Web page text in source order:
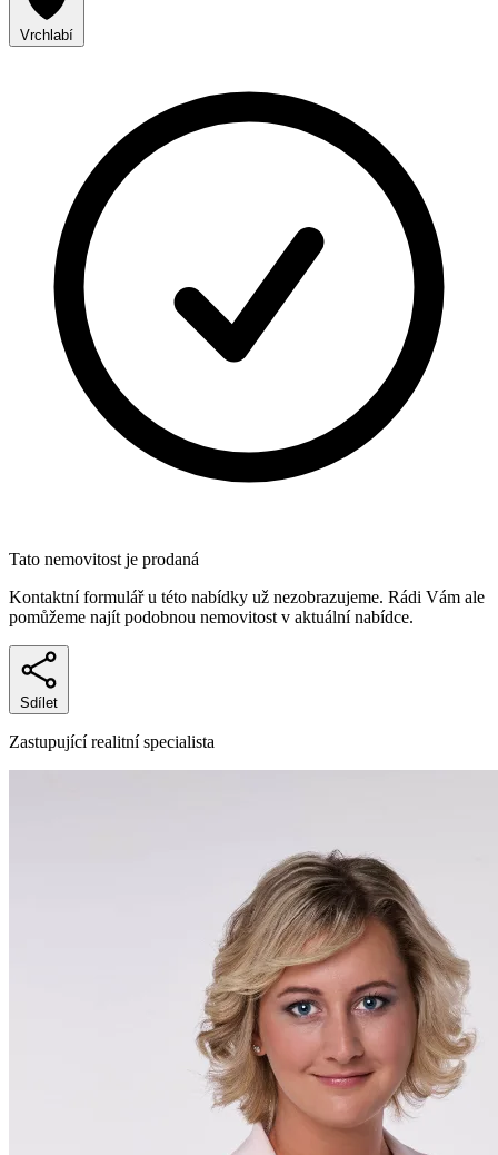
Vrchlabí
Tato nemovitost je prodaná
Kontaktní formulář u této nabídky už nezobrazujeme. Rádi Vám ale
pomůžeme najít podobnou nemovitost v aktuální nabídce.
Sdílet
Zastupující realitní specialista